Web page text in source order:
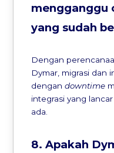
mengganggu
yang sudah
Dengan
Dymar, migrasi dan
dengandowntime
integrasi yang
ada.
8. Apakah